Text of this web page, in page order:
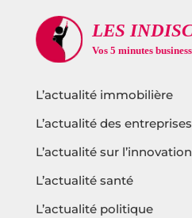
L’actualité immobilière
L’actualité des entreprises
L’actualité sur l’innovation
L’actualité santé
L’actualité politique